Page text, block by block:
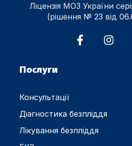
Ліцензія МОЗ України
(рішення № 23 від
Послуги
Консультації
Діагностика безпліддя
Лікування безпліддя